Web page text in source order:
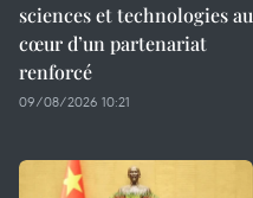
sciences et technologies au
cœur d’un partenariat
renforcé
09/08/2026 10:21